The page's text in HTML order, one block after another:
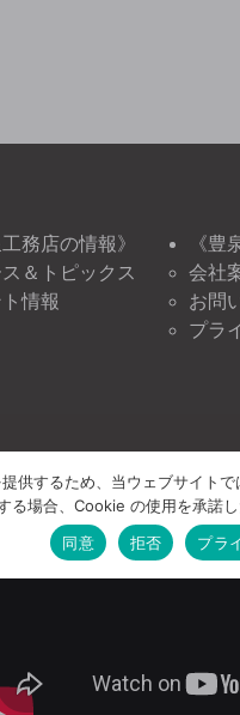
工務店の情報》
＆トピックス
情報
《豊
会社
お問
プラ
供するため、当ウェブサイト
る場合、Cookie の使用を承諾し
同意
拒否 プラ